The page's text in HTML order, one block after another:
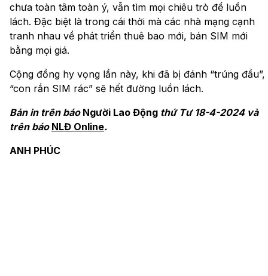
chưa toàn tâm toàn ý, vẫn tìm mọi chiêu trò để luồn
lách. Đặc biệt là trong cái thời mà các nhà mạng cạnh
tranh nhau về phát triển thuê bao mới, bán SIM mới
bằng mọi giá.
Cộng đồng hy vọng lần này, khi đã bị đánh “trúng đầu”,
“con rắn SIM rác” sẽ hết đường luồn lách.
Bản in trên báo Người Lao Động thứ Tư 18-4-2024 và
trên báo NLĐ Online.
ANH PHÚC